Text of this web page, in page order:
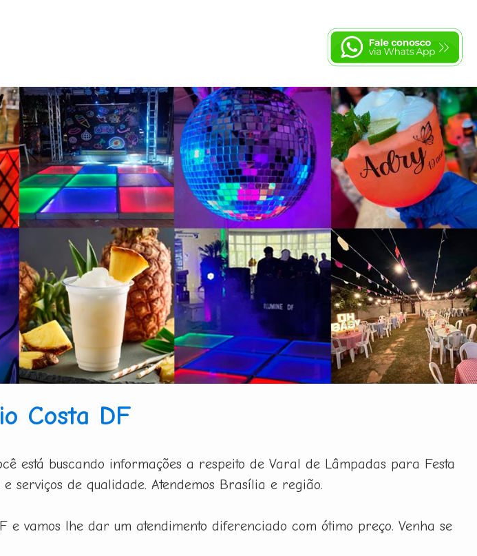
Costa DF
está buscando informações a respeito de Varal de Lâmpadas para Festa
serviços de qualidade. Atendemos Brasília e região.
e vamos lhe dar um atendimento diferenciado com ótimo preço. Venha se